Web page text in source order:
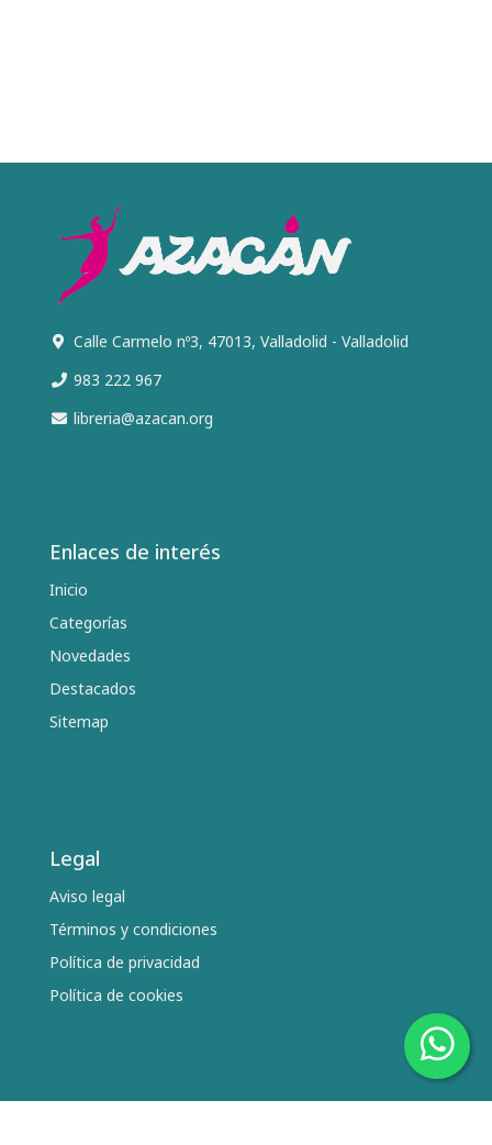
Calle Carmelo nº3, 47013, Valladolid - Valladolid
983 222 967
libreria@azacan.org
Enlaces de interés
Inicio
Categorías
Novedades
Destacados
Sitemap
Legal
Aviso legal
Términos y condiciones
Política de privacidad
Política de cookies